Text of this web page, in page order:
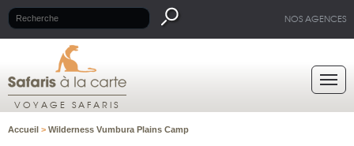
NOS AGENCES
VOYAGE SAFARIS
Accueil > Wilderness Vumbura Plains Camp